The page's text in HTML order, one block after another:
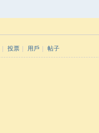
投票 用戶 帖子